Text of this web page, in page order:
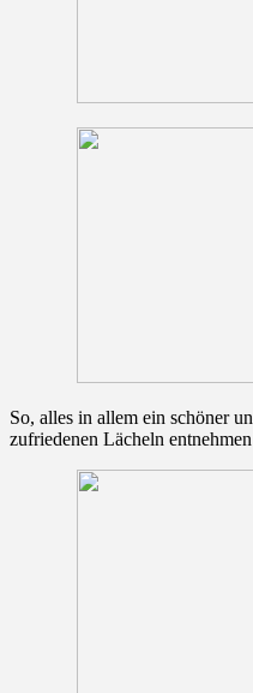
So, alles in allem ein schöner
zufriedenen Lächeln